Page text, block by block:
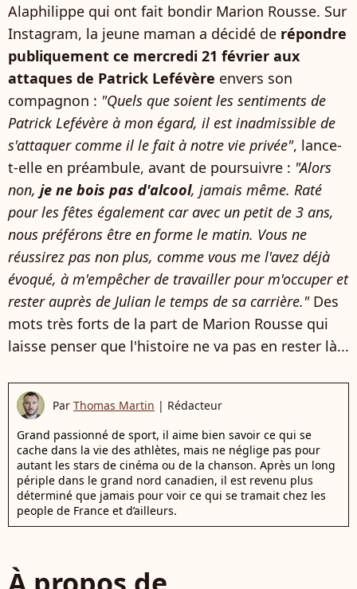
Alaphilippe qui ont fait bondir Marion Rousse. Sur
Instagram, la jeune maman a décidé de répondre
publiquement ce mercredi 21 février aux
attaques de Patrick Lefévère envers son
compagnon : "Quels que soient les sentiments de
Patrick Lefévère à mon égard, il est inadmissible de
s'attaquer comme il le fait à notre vie privée", lance-
t-elle en préambule, avant de poursuivre : "Alors
non, je ne bois pas d'alcool, jamais même. Raté
pour les fêtes également car avec un petit de 3 ans,
nous préférons être en forme le matin. Vous ne
réussirez pas non plus, comme vous me l'avez déjà
évoqué, à m'empêcher de travailler pour m'occuper et
rester auprès de Julian le temps de sa carrière." Des
mots très forts de la part de Marion Rousse qui
laisse penser que l'histoire ne va pas en rester là...
Par Thomas Martin | Rédacteur
Grand passionné de sport, il aime bien savoir ce qui se
cache dans la vie des athlètes, mais ne néglige pas pour
autant les stars de cinéma ou de la chanson. Après un long
périple dans le grand nord canadien, il est revenu plus
déterminé que jamais pour voir ce qui se tramait chez les
people de France et d’ailleurs.